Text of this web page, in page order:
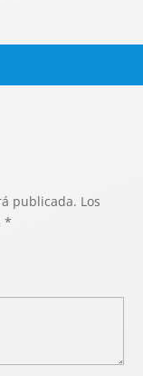
publicada. Los
*